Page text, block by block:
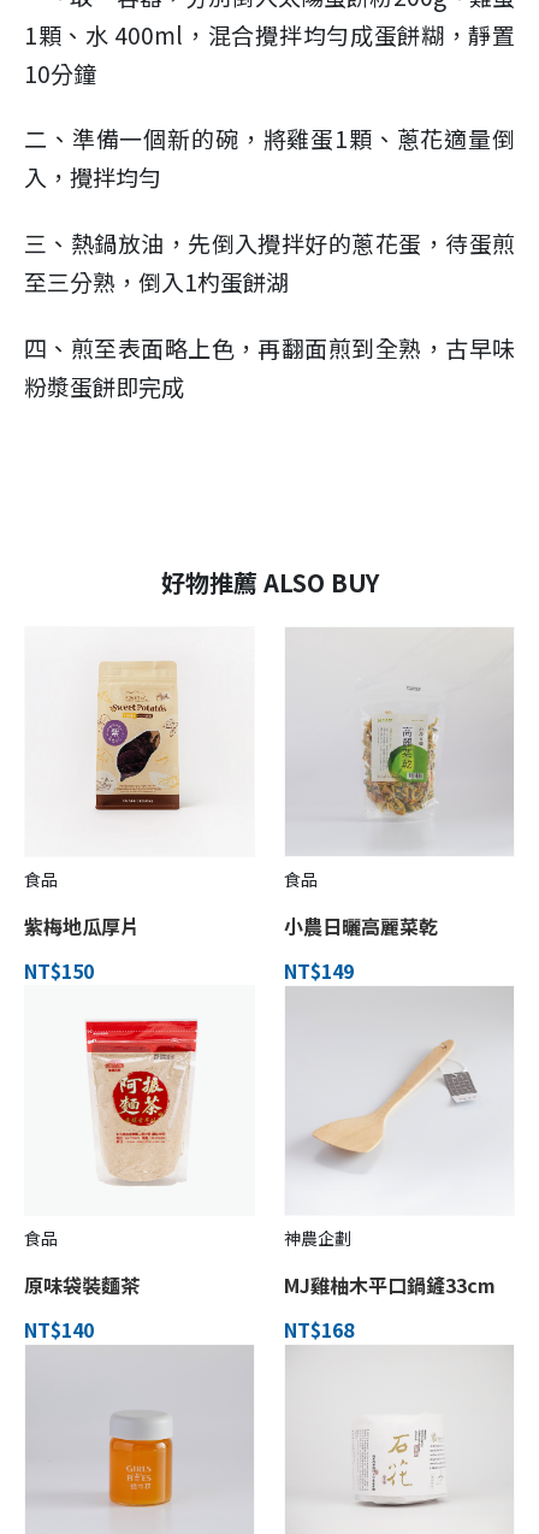
1顆、水 400ml，混合攪拌均勻成蛋餅糊，靜置
10分鐘
二、準備一個新的碗，將雞蛋1顆、蔥花適量倒
入，攪拌均勻
三、熱鍋放油，先倒入攪拌好的蔥花蛋，待蛋煎
至三分熟，倒入1杓蛋餅湖
四、煎至表面略上色，再翻面煎到全熟，古早味
粉漿蛋餅即完成
好物推薦 ALSO BUY
食品
紫梅地瓜厚片
NT$150
食品
小農日曬高麗菜乾
NT$149
食品
原味袋裝麵茶
NT$140
神農企劃
MJ雞柚木平口鍋鏟33cm
NT$168